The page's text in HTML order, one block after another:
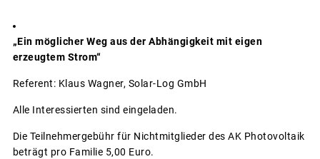
„Ein möglicher Weg aus der Abhängigkeit mit eigen
erzeugtem Strom“
Referent: Klaus Wagner, Solar-Log GmbH
Alle Interessierten sind eingeladen.
Die Teilnehmergebühr für Nichtmitglieder des AK Photovoltaik
beträgt pro Familie 5,00 Euro.